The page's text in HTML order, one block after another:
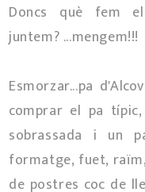
Doncs què fem
juntem? ...mengem!!!
Esmorzar...pa
comprar el pa
sobrassada i un
formatge, fuet,
de postres coc de